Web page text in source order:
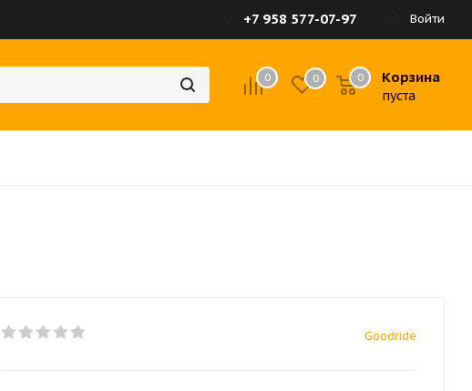
Войти
+7 958 577-07-97
0 0 Корзина
пуста
0
Goodride